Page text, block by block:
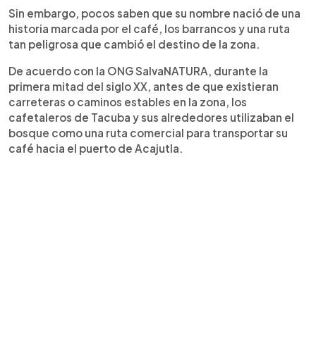
ofrece áreas para acampar y recorridos guiados.
Sin embargo, pocos saben que su nombre nació de una
historia marcada por el café, los barrancos y una ruta
tan peligrosa que cambió el destino de la zona.
De acuerdo con la ONG SalvaNATURA, durante la
primera mitad del siglo XX, antes de que existieran
carreteras o caminos estables en la zona, los
cafetaleros de Tacuba y sus alrededores utilizaban el
bosque como una ruta comercial para transportar su
café hacia el puerto de Acajutla.